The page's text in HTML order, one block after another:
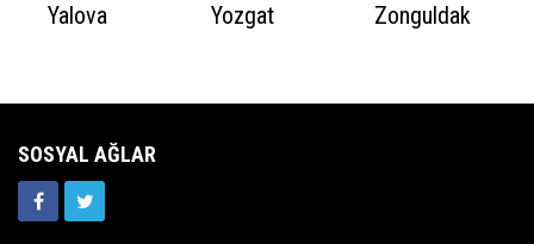
Yalova
Yozgat Zonguldak
SOSYAL AĞLAR